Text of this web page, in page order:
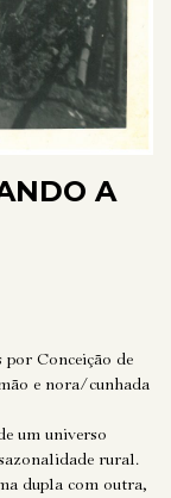
A
Conceição de
e nora/cunhada
um universo
rural.
dupla com outra,